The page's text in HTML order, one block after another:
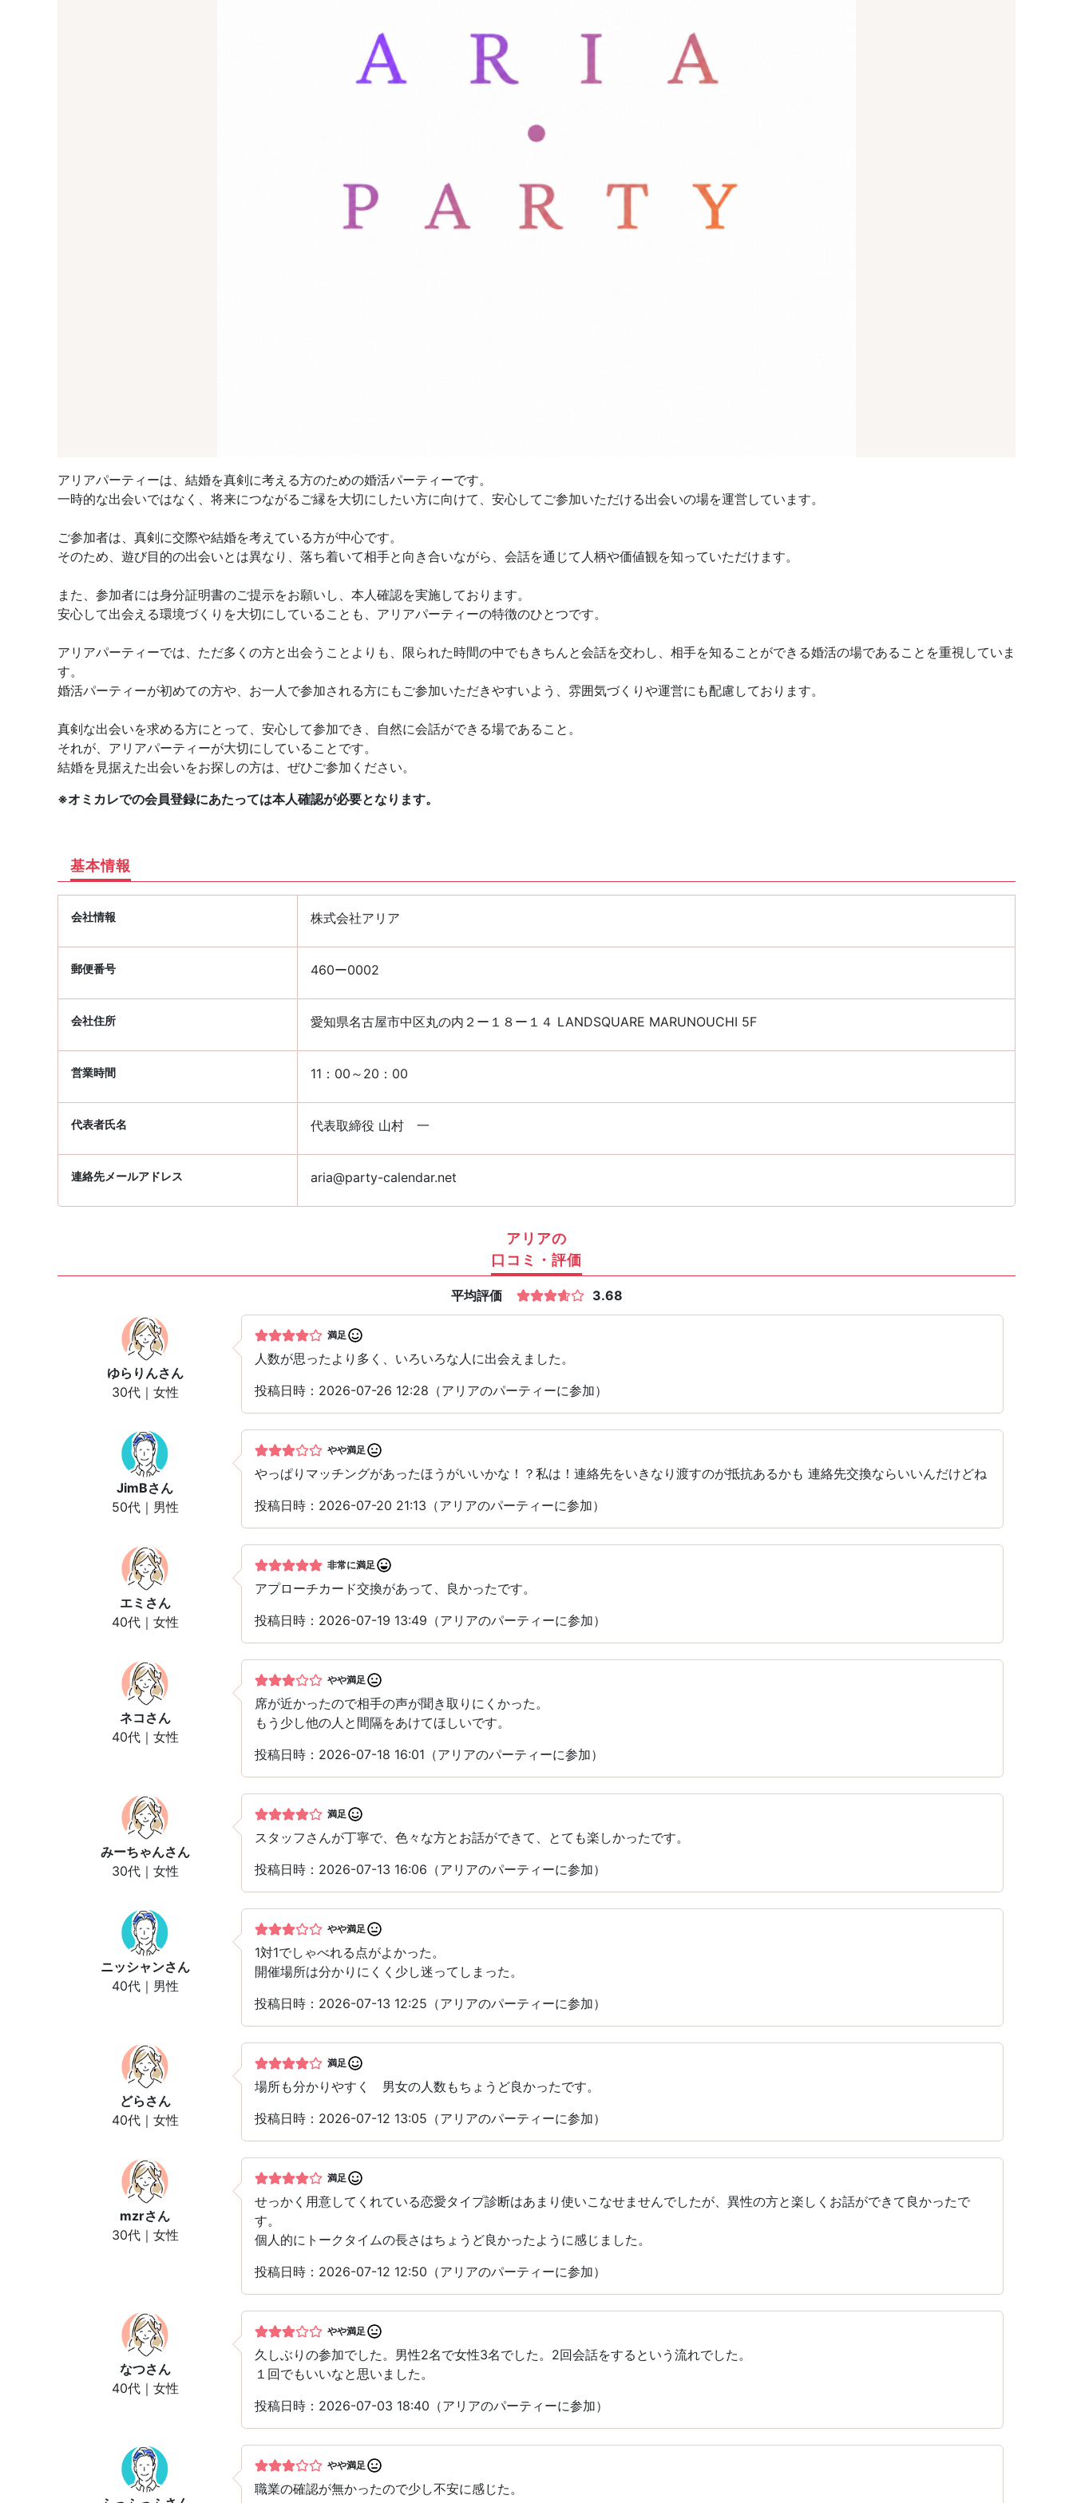
アリアパーティーは、結婚を真剣に考える方のための婚活パーティーです。
一時的な出会いではなく、将来につながるご縁を大切にしたい方に向けて、安心してご参加いただける出会いの場を運営しています。
ご参加者は、真剣に交際や結婚を考えている方が中心です。
そのため、遊び目的の出会いとは異なり、落ち着いて相手と向き合いながら、会話を通じて人柄や価値観を知っていただけます。
また、参加者には身分証明書のご提示をお願いし、本人確認を実施しております。
安心して出会える環境づくりを大切にしていることも、アリアパーティーの特徴のひとつです。
アリアパーティーでは、ただ多くの方と出会うことよりも、限られた時間の中でもきちんと会話を交わし、相手を知ることができる婚活の場であることを重視していま
す。
婚活パーティーが初めての方や、お一人で参加される方にもご参加いただきやすいよう、雰囲気づくりや運営にも配慮しております。
真剣な出会いを求める方にとって、安心して参加でき、自然に会話ができる場であること。
それが、アリアパーティーが大切にしていることです。
結婚を見据えた出会いをお探しの方は、ぜひご参加ください。
※オミカレでの会員登録にあたっては本人確認が必要となります。
基本情報
会社情報 株式会社アリア
郵便番号 460ー0002
会社住所 愛知県名古屋市中区丸の内２ー１８ー１４ LANDSQUARE MARUNOUCHI 5F
営業時間 11：00～20：00
代表者氏名 代表取締役 山村 一
連絡先メールアドレス aria@party-calendar.net
アリアの
口コミ・評価
平均評価 3.68
ゆらりんさん
30代｜女性
満足
人数が思ったより多く、いろいろな人に出会えました。
投稿日時：2026-07-26 12:28（アリアのパーティーに参加）
JimBさん
50代｜男性
やや満足
やっぱりマッチングがあったほうがいいかな！？私は！連絡先をいきなり渡すのが抵抗あるかも 連絡先交換ならいいんだけどね
投稿日時：2026-07-20 21:13（アリアのパーティーに参加）
エミ さん
40代｜女性
非常に満足
アプローチカード交換があって、良かったです。
投稿日時：2026-07-19 13:49（アリアのパーティーに参加）
ネコ さん
40代｜女性
やや満足
席が近かったので相手の声が聞き取りにくかった。
もう少し他の人と間隔をあけてほしいです。
投稿日時：2026-07-18 16:01（アリアのパーティーに参加）
みーちゃんさん
30代｜女性
満足
スタッフさんが丁寧で、色々な方とお話ができて、とても楽しかったです。
投稿日時：2026-07-13 16:06（アリアのパーティーに参加）
ニッシャンさん
40代｜男性
やや満足
1対1でしゃべれる点がよかった。
開催場所は分かりにくく少し迷ってしまった。
投稿日時：2026-07-13 12:25（アリアのパーティーに参加）
どら さん
40代｜女性
満足
場所も分かりやすく 男女の人数もちょうど良かったです。
投稿日時：2026-07-12 13:05（アリアのパーティーに参加）
mzrさん
30代｜女性
満足
せっかく用意してくれている恋愛タイプ診断はあまり使いこなせませんでしたが、異性の方と楽しくお話ができて良かったで
す。
個人的にトークタイムの長さはちょうど良かったように感じました。
投稿日時：2026-07-12 12:50（アリアのパーティーに参加）
なつさん
40代｜女性
やや満足
久しぶりの参加でした。男性2名で女性3名でした。2回会話をするという流れでした。
１回でもいいなと思いました。
投稿日時：2026-07-03 18:40（アリアのパーティーに参加）
やや満足
職業の確認が無かったので少し不安に感じた。